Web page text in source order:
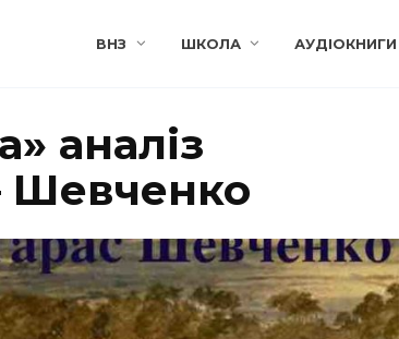
ВНЗ ШКОЛА АУДІОКНИГИ
аналіз
Шевченко